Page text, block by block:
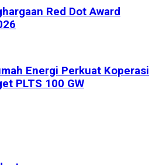
Red Dot Award
Energi Perkuat Koperasi
PLTS 100 GW